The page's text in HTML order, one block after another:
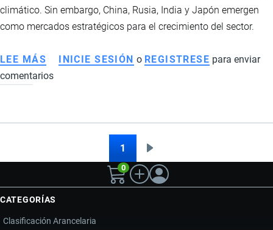
climático. Sin embargo, China, Rusia, India y Japón emergen
como mercados estratégicos para el crecimiento del sector.
LEE MÁS SOBRE
EXPORTACIONES
DE
CHINA
RUSIA
INICIE SESIÓN o REGISTRESE para enviar
comentarios
1
página
0
CATEGORÍAS
Clasificación Arancelaria